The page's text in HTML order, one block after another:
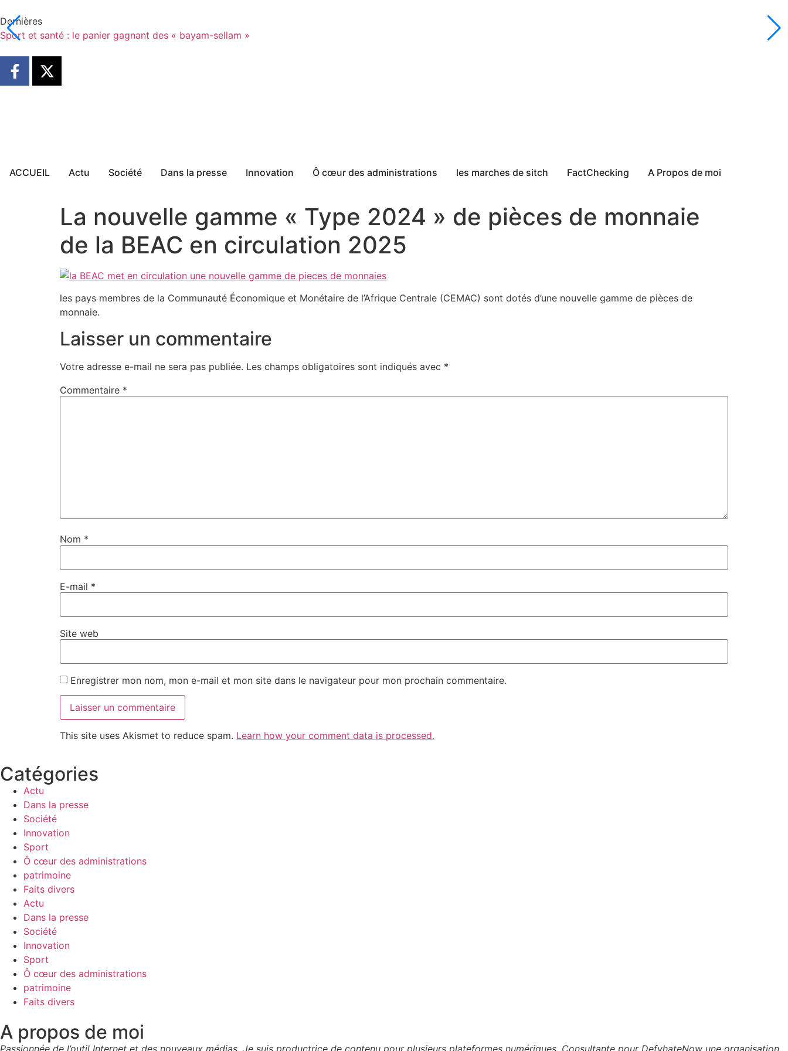
Dernières
Sport et santé : le panier gagnant des « bayam-sellam »
ACCUEIL Actu Société Dans la presse Innovation Ô cœur des administrations les marches de sitch FactChecking A Propos de moi
La nouvelle gamme « Type 2024 » de pièces de monnaie
de la BEAC en circulation 2025
les pays membres de la Communauté Économique et Monétaire de l’Afrique Centrale (CEMAC) sont dotés d’une nouvelle gamme de pièces de
monnaie.
Laisser un commentaire
Votre adresse e-mail ne sera pas publiée. Les champs obligatoires sont indiqués avec *
Commentaire *
Nom *
E-mail *
Site web
Enregistrer mon nom, mon e-mail et mon site dans le navigateur pour mon prochain commentaire.
This site uses Akismet to reduce spam. Learn how your comment data is processed.
Catégories
Actu
Dans la presse
Société
Innovation
Sport
Ô cœur des administrations
patrimoine
Faits divers
Actu
Dans la presse
Société
Innovation
Sport
Ô cœur des administrations
patrimoine
Faits divers
A propos de moi
Passionnée de l’outil Internet et des nouveaux médias. Je suis productrice de contenu pour plusieurs plateformes numériques. Consultante pour DefyhateNow une organisation